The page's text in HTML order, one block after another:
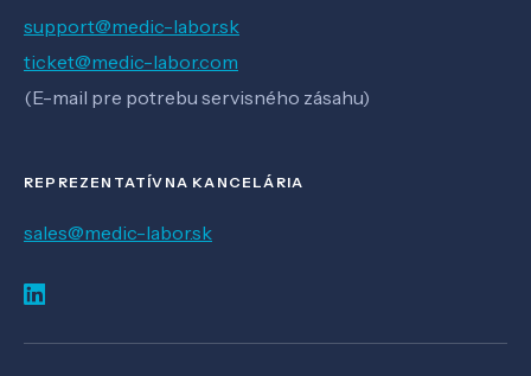
support@medic-labor.sk
ticket@medic-labor.com
(E-mail pre potrebu servisného zásahu)
REPREZENTATÍVNA KANCELÁRIA
sales@medic-labor.sk